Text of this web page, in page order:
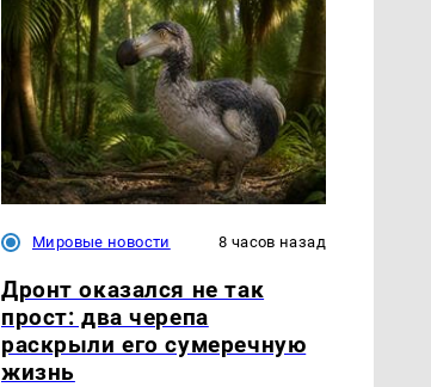
Мировые новости 8 часов назад
Дронт оказался не так
прост: два черепа
раскрыли его сумеречную
жизнь